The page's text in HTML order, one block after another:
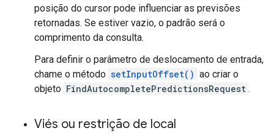
posição do cursor pode influenciar as previsões
retornadas. Se estiver vazio, o padrão será o
comprimento da consulta.
Para definir o parâmetro de deslocamento de entrada,
chame o método setInputOffset() ao criar o
objeto FindAutocompletePredictionsRequest .
Viés ou restrição de local